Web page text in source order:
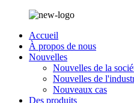
Accueil
À propos de nous
Nouvelles
Nouvelles de la
Nouvelles de
Nouveaux cas
Des produits